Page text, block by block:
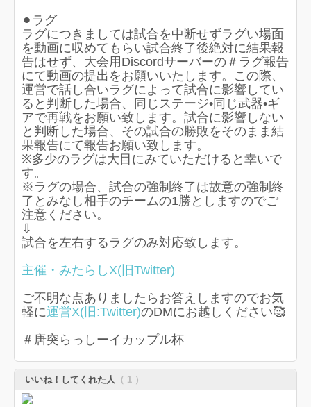
⚫︎ラグ
ラグにつきましては試合を中断せずラグい場面
を動画に収めてもらい試合終了後絶対に結果報
告はせず、大会用Discordサーバーの＃ラグ報告
にて動画の提出をお願いいたします。この際、
運営で話し合いラグによって試合に影響してい
ると判断した場合、同じステージ•同じ武器•ギ
アで再戦をお願い致します。試合に影響しない
と判断した場合、その試合の勝敗をそのまま結
果報告にて報告お願い致します。
※多少のラグは大目にみていただけると幸いで
す。
※ラグの場合、試合の強制終了は故意の強制終
了とみなし相手のチームの1勝としますのでご
注意ください。
⇩
試合を左右するラグのみ対応致します。
主催・みたらしX(旧Twitter)
ご不明な点ありましたらお答えしますのでお気
軽に運営X(旧:Twitter)のDMにお越しください🥰
＃唐突らっしーイカップル杯​
いいね！してくれた人 （ 1 ）